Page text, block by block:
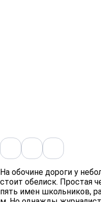
На обочине дороги у
стоит обелиск. Простая
пять имен школьников,